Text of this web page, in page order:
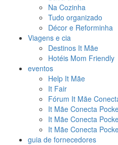
Na Cozinha
Tudo organizado
Décor e Reforminha
Viagens e cia
Destinos It Mãe
Hotéis Mom Friendly
eventos
Help It Mãe
It Fair
Fórum It Mãe
It Mãe Conecta
It Mãe Conecta
It Mãe Conecta
guia de fornecedores